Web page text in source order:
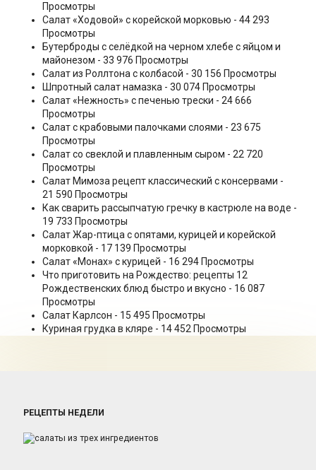
Просмотры
Салат «Ходовой» с корейской морковью - 44 293
Просмотры
Бутерброды с селёдкой на черном хлебе с яйцом и
майонезом - 33 976 Просмотры
Салат из Роллтона с колбасой - 30 156 Просмотры
Шпротный салат намазка - 30 074 Просмотры
Салат «Нежность» с печенью трески - 24 666
Просмотры
Салат с крабовыми палочками слоями - 23 675
Просмотры
Салат со свеклой и плавленным сыром - 22 720
Просмотры
Салат Мимоза рецепт классический с консервами -
21 590 Просмотры
Как сварить рассыпчатую гречку в кастрюле на воде -
19 733 Просмотры
Салат Жар-птица с опятами, курицей и корейской
морковкой - 17 139 Просмотры
Салат «Монах» с курицей - 16 294 Просмотры
Что приготовить на Рождество: рецепты 12
Рождественских блюд быстро и вкусно - 16 087
Просмотры
Салат Карлсон - 15 495 Просмотры
Куриная грудка в кляре - 14 452 Просмотры
РЕЦЕПТЫ НЕДЕЛИ